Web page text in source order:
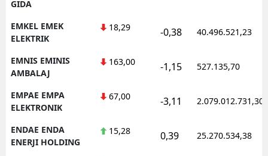
GIDA
EMKEL EMEK
ELEKTRIK
18,29 -0,38 40.496.521,23
EMNIS EMINIS
AMBALAJ
163,00 -1,15 527.135,70
EMPAE EMPA
ELEKTRONIK
67,00 -3,11 2.079.012.731,30
ENDAE ENDA
ENERJI HOLDING
15,28 0,39 25.270.534,38